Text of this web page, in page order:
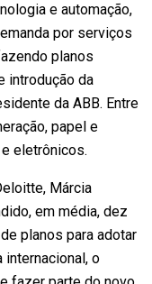
e automação,
por serviços
planos
introdução da
da ABB. Entre
papel e
eletrônicos.
Márcia
em média, dez
planos para adotar
internacional, o